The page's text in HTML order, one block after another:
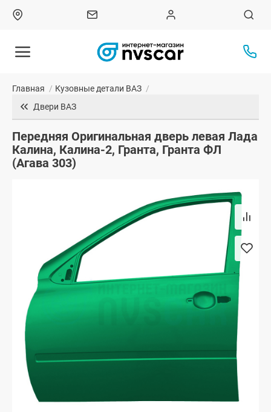
Главная / Кузовные детали ВАЗ /
Двери ВАЗ
Передняя Оригинальная дверь левая Лада
Калина, Калина-2, Гранта, Гранта ФЛ
(Агава 303)